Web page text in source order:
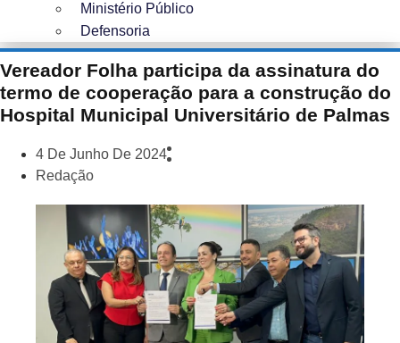
Ministério Público
Defensoria
Vereador Folha participa da assinatura do
termo de cooperação para a construção do
Hospital Municipal Universitário de Palmas
4 De Junho De 2024
Redação